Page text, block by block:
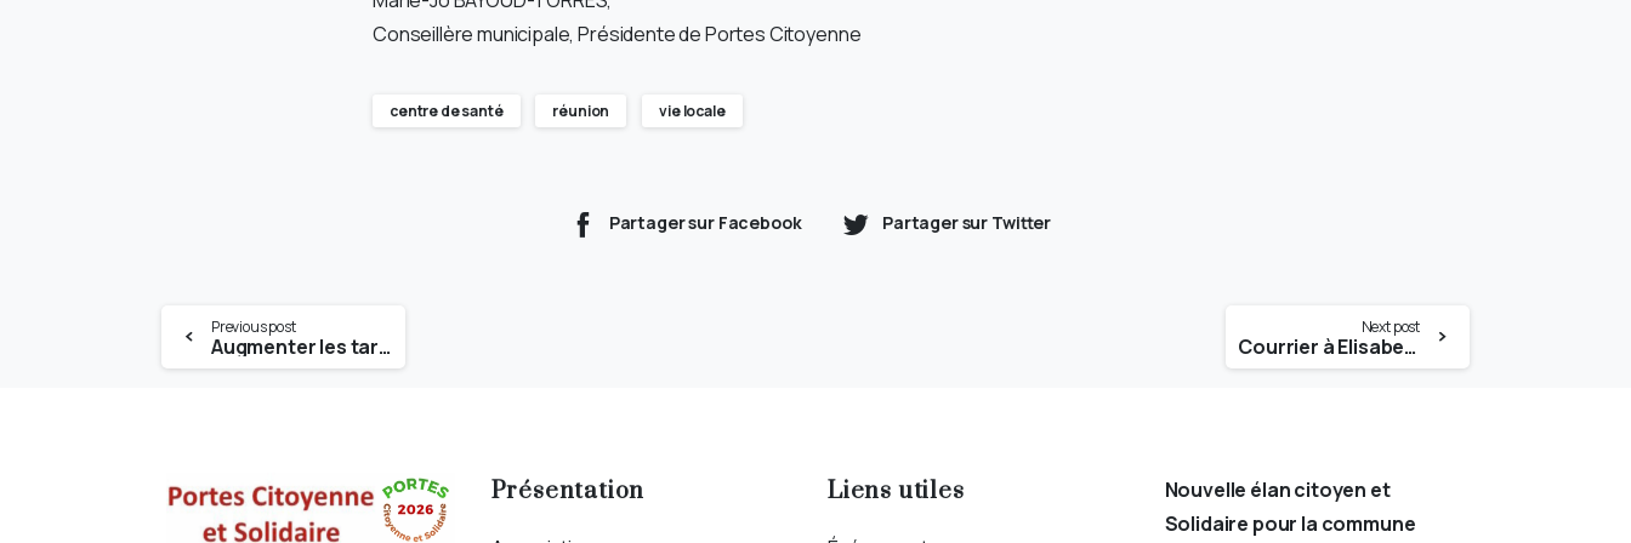
Conseillère municipale, Présidente de Portes Citoyenne
centre de santé réunion vie locale
Partager sur Facebook Partager sur Twitter
Previous post
Augmenter les tarifs de la restauration scolaire est inacceptable !
Next post
Courrier à Elisabeth Borne, Première ministre
Présentation Liens utiles
Nouvelle élan citoyen et
Solidaire pour la commune